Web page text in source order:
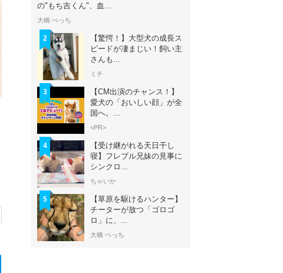
の"もち吉くん"、血...
大橋 ぺっち
2
【驚愕！】大型犬の成長ス
ピードが凄まじい！飼い主
さんも...
ミチ
3
【CM出演のチャンス！】
愛犬の「おいしい顔」が全
国へ。...
<PR>
4
【受け継がれる天日干し
寝】フレブル兄妹の見事に
シンクロ...
ちゃいか
5
【草原を駆けるハンター】
チーターが放つ「ゴロゴ
ロ」に、...
大橋 ぺっち